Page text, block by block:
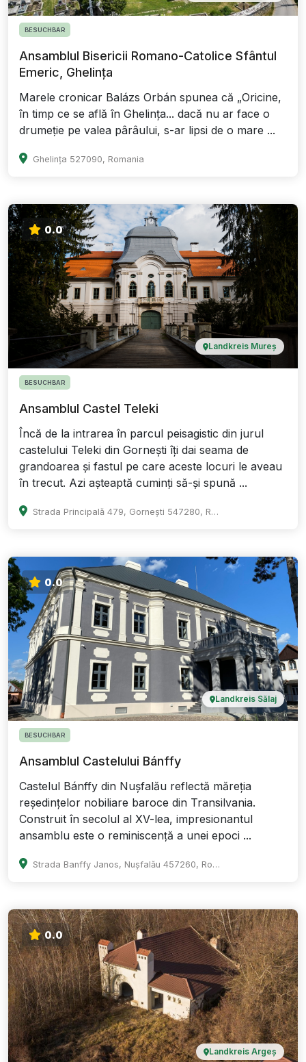
BESUCHBAR
Ansamblul Bisericii Romano-Catolice Sfântul
Emeric, Ghelința
Marele cronicar Balázs Orbán spunea că „Oricine,
în timp ce se află în Ghelința... dacă nu ar face o
drumeție pe valea pârâului, s-ar lipsi de o mare ...
Ghelința 527090, Romania
0.0
Landkreis Mureș
BESUCHBAR
Ansamblul Castel Teleki
Încă de la intrarea în parcul peisagistic din jurul
castelului Teleki din Gornești îți dai seama de
grandoarea și fastul pe care aceste locuri le aveau
în trecut. Azi așteaptă cuminți să-și spună ...
Strada Principală 479, Gornești 547280, Romania
0.0
Landkreis Sălaj
BESUCHBAR
Ansamblul Castelului Bánffy
Castelul Bánffy din Nușfalău reflectă măreția
reședințelor nobiliare baroce din Transilvania.
Construit în secolul al XV-lea, impresionantul
ansamblu este o reminiscență a unei epoci ...
Strada Banffy Janos, Nușfalău 457260, Romania
0.0
Landkreis Argeș